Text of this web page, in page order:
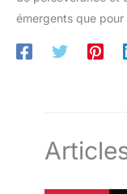
émergents que pour